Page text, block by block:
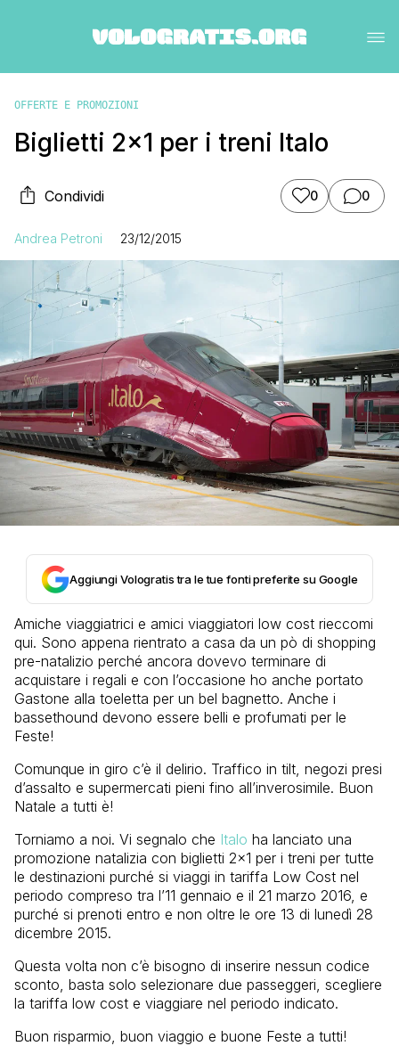
OFFERTE E PROMOZIONI
Biglietti 2×1 per i treni Italo
Condividi 0 0
Andrea Petroni 23/12/2015
Aggiungi Vologratis tra le tue fonti preferite su Google
Amiche viaggiatrici e amici viaggiatori low cost rieccomi
qui. Sono appena rientrato a casa da un pò di shopping
pre-natalizio perché ancora dovevo terminare di
acquistare i regali e con l’occasione ho anche portato
Gastone alla toeletta per un bel bagnetto. Anche i
bassethound devono essere belli e profumati per le
Feste!
Comunque in giro c’è il delirio. Traffico in tilt, negozi presi
d’assalto e supermercati pieni fino all’inverosimile. Buon
Natale a tutti è!
Torniamo a noi. Vi segnalo che Italo ha lanciato una
promozione natalizia con biglietti 2×1 per i treni per tutte
le destinazioni purché si viaggi in tariffa Low Cost nel
periodo compreso tra l’11 gennaio e il 21 marzo 2016, e
purché si prenoti entro e non oltre le ore 13 di lunedì 28
dicembre 2015.
Questa volta non c’è bisogno di inserire nessun codice
sconto, basta solo selezionare due passeggeri, scegliere
la tariffa low cost e viaggiare nel periodo indicato.
Buon risparmio, buon viaggio e buone Feste a tutti!